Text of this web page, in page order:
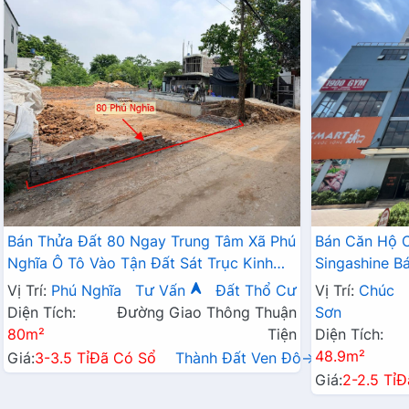
Bán Thửa Đất 80 Ngay Trung Tâm Xã Phú
Nghĩa Ô Tô Vào Tận Đất Sát Trục Kinh
Doanh Gần KCN Phú Nghĩa
Vị Trí: Phú Nghĩa Tư Vấn
Đất Thổ Cư
Diện Tích:
80m²
Đường Giao Thông Thuận
Tiện
Giá:3-3.5 TỉĐã Có Sổ Thành Đất Ven Đô→
Bán Căn Hộ
Singashine
Hợp Cho Hộ
Vị Trí: Chúc
Sơn
Diện Tích:
48.9m²
Giá:2-2.5 Tỉ